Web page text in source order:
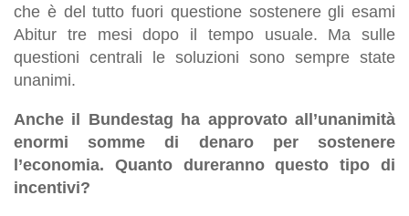
che è del tutto fuori questione sostenere gli esami
Abitur tre mesi dopo il tempo usuale. Ma sulle
questioni centrali le soluzioni sono sempre state
unanimi.
Anche il Bundestag ha approvato all’unanimità
enormi somme di denaro per sostenere
l’economia. Quanto dureranno questo tipo di
incentivi?